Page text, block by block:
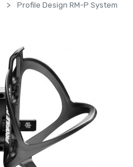
Profile Design RM-P System